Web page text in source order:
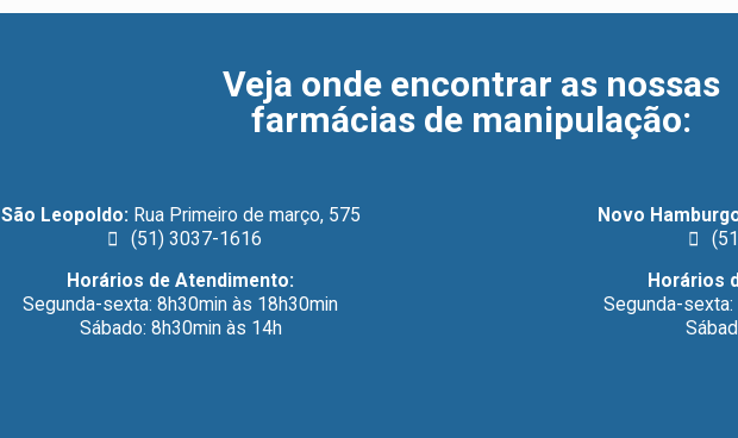
Veja onde encontrar as nossas
farmácias de manipulação:
São Leopoldo: Rua Primeiro de março, 575
(51) 3037-1616
Horários de Atendimento:
Segunda-sexta: 8h30min às 18h30min
Sábado: 8h30min às 14h
Novo
Horários
Segunda-